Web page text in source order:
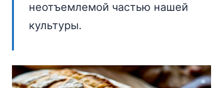
неотъемлемой частью нашей
культуры.